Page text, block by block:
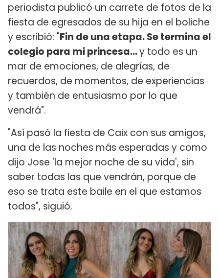
periodista publicó un carrete de fotos de la
fiesta de egresados de su hija en el boliche
y escribió: "Fin de una etapa. Se termina el
colegio para mi princesa...y todo es un
mar de emociones, de alegrías, de
recuerdos, de momentos, de experiencias
y también de entusiasmo por lo que
vendrá".
"Así pasó la fiesta de Caix con sus amigos,
una de las noches más esperadas y como
dijo Jose 'la mejor noche de su vida', sin
saber todas las que vendrán, porque de
eso se trata este baile en el que estamos
todos", siguió.